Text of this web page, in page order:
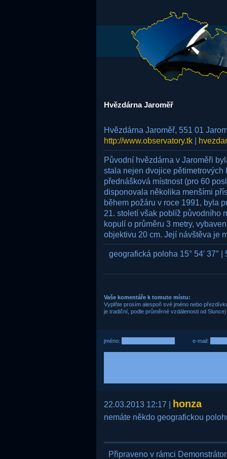
Hvězdárna Jaroměř
Hvězdárna Jaroměř, 551 01
http://www.observatory.tk
Původní hvězdárna v Jaroměři
stala nejen dvojice pětimetrových
přednášková místnost (pro 60
disponovala několika menšími
během požáru v roce 1991, byla
21. století však poblíž původního
kopulí o průměru 3 metry,
objektivu 20 cm. Její návštěva je
geografická poloha 15° 54′ 37″ |
Vaše komentáře k tomuto místu:
Vyplňte prosím alespoň své jméno nebo
je tradiční, podle průměrné vzdálenosti od
jméno: e-mail:
22.03.2013 12:17 | honza
nemáte někdo geografickou
Připraveno v rámci